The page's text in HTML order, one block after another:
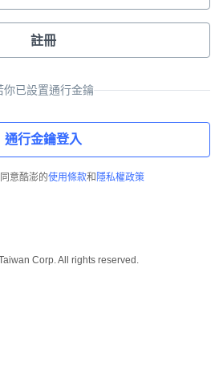
註冊
你已設置通行金鑰
通行金鑰登入
意酷澎的使用條款和 隱私權政策
Corp. All rights reserved.